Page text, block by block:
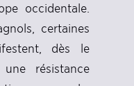
occidentale.
certaines
dès le
résistance